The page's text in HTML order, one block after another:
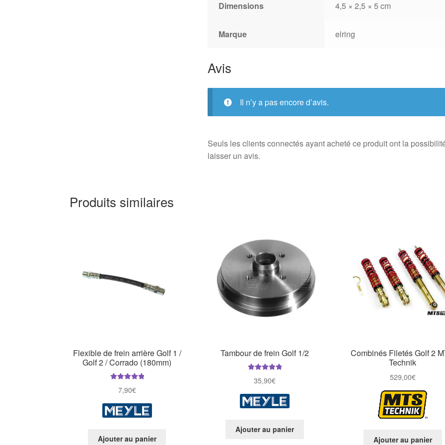
Dimensions 4,5 × 2,5 × 5 cm
Marque elring
Avis
Il n’y a pas encore d’avis.
Seuls les clients connectés ayant acheté ce produit ont la
laisser un avis.
Produits similaires
Flexible de frein arrière Golf 1 /
Golf 2 / Corrado (180mm)
5
7,90€
Ajouter au panier
Tambour de frein Golf 1/2
5
35,90€
Ajouter au panier
Combinés Filetés Golf 2
Technik
529,00€
Ajouter au panier